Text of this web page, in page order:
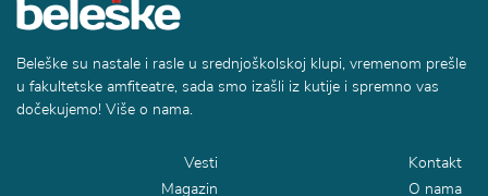
Beleške su nastale i rasle u srednjoškolskoj klupi, vremenom prešle
u fakultetske amfiteatre, sada smo izašli iz kutije i spremno vas
dočekujemo! Više o nama.
Vesti
Magazin
Kontakt
O nama